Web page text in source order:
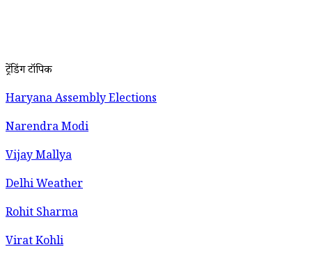
ट्रेंडिंग टॉपिक
Haryana Assembly Elections
Narendra Modi
Vijay Mallya
Delhi Weather
Rohit Sharma
Virat Kohli